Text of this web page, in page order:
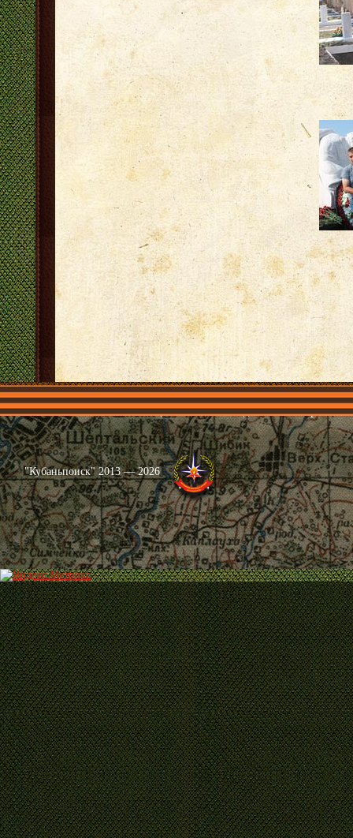
Главная Имена Общественные объединения Проекты
"Кубаньпоиск" 2013 — 2026